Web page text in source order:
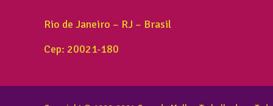
Rio de Janeiro – RJ – Brasil
Cep: 20021-180